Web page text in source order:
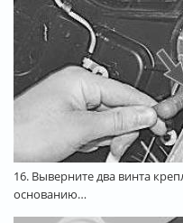
16. Выверните два винта
основанию…